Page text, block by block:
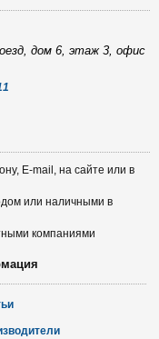
дом 6, этаж 3, офис
E-mail, на сайте или в
или наличными в
компаниями